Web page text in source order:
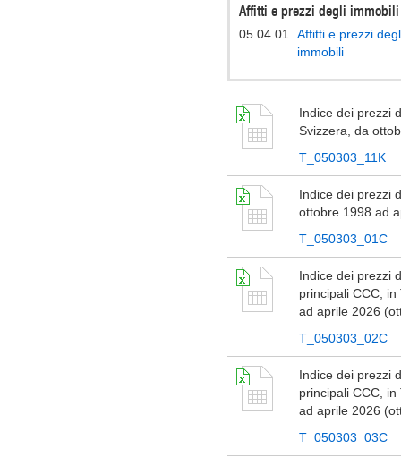
Affitti e prezzi degli immobili
05.04.01
Affitti e prezzi
immobili
Indice dei prezzi
Svizzera, da
T_050303_11K
Indice dei prezzi
ottobre 1998 ad
T_050303_01C
Indice dei prezzi
principali CCC,
ad aprile 2026
T_050303_02C
Indice dei prezzi
principali CCC,
ad aprile 2026
T_050303_03C